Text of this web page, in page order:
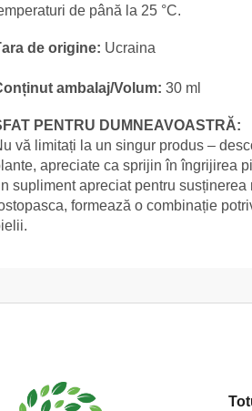
de până la 25 °C.
de origine: Ucraina
ambalaj/Volum: 30 ml
PENTRU DUMNEAVOASTRĂ:
vă limitați la un singur produs –
apreciate ca sprijin în îngrijirea
supliment apreciat pentru
formează o combinație